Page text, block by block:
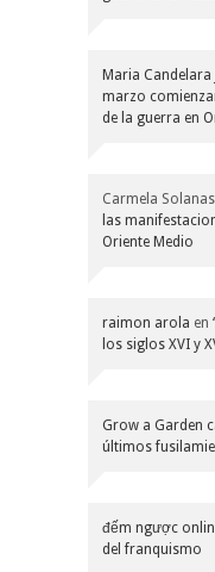
Maria Candelara
marzo
de la guerra en
Carmela Solanas
las
Oriente Medio
raimon arola en
los siglos XVI y
Grow a Garden
últimos
đếm ngược
del franquismo